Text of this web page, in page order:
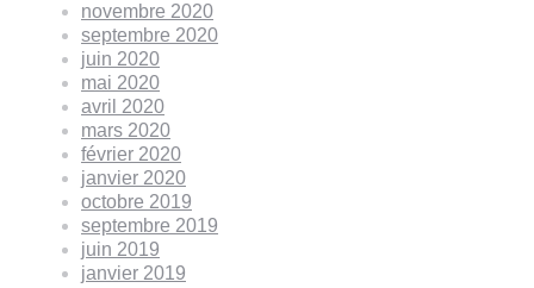
novembre 2020
septembre 2020
juin 2020
mai 2020
avril 2020
mars 2020
février 2020
janvier 2020
octobre 2019
septembre 2019
juin 2019
janvier 2019